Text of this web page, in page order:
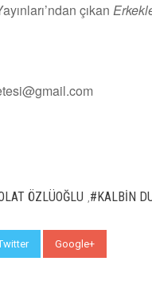
çıkan
ÖZLÜOĞLU #KALBİN
Google+